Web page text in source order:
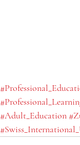
#Adult_Education